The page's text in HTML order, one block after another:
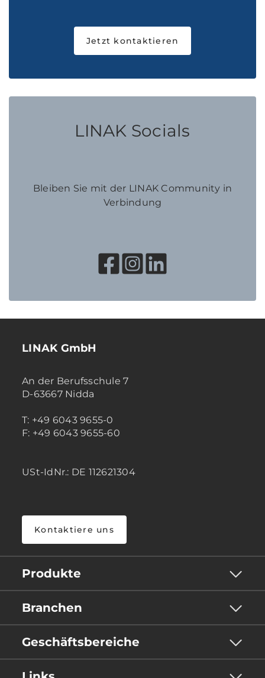
Jetzt kontaktieren
LINAK Socials
Bleiben Sie mit der LINAK Community in
Verbindung
LINAK GmbH
An der Berufsschule 7
D-63667 Nidda
T: +49 6043 9655-0
F: +49 6043 9655-60
USt-IdNr.: DE 112621304
Kontaktiere uns
Produkte
Branchen
Geschäftsbereiche